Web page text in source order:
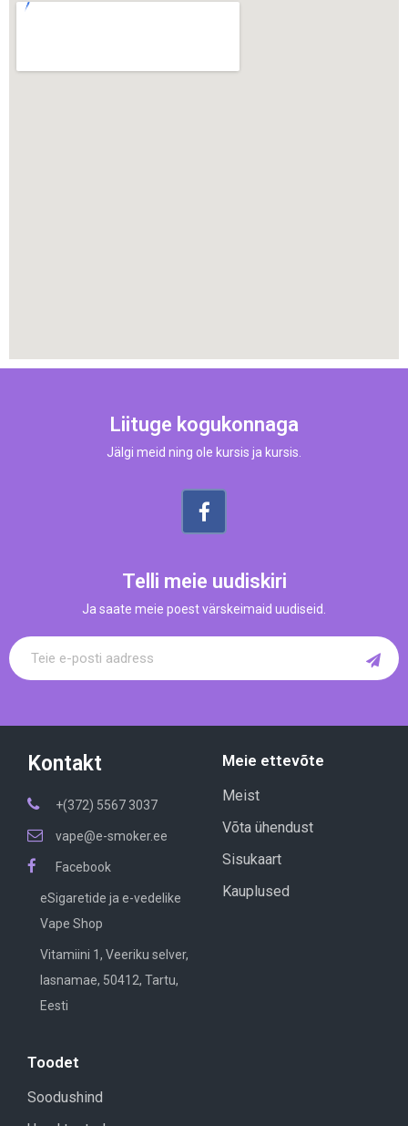
Liituge kogukonnaga
Jälgi meid ning ole kursis ja kursis.
Telli meie uudiskiri
Ja saate meie poest värskeimaid uudiseid.
Kontakt
+(372) 5567 3037
vape@e-smoker.ee
Facebook
eSigaretide ja e-vedelike
Vape Shop
Vitamiini 1, Veeriku selver,
lasnamae, 50412, Tartu,
Eesti
Meie ettevõte
Meist
Võta ühendust
Sisukaart
Kauplused
Toodet
Soodushind